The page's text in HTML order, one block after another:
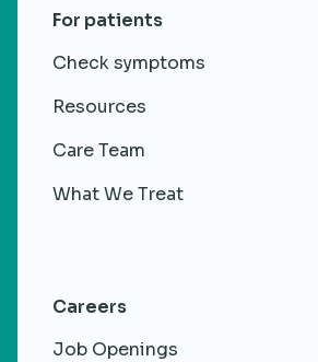
For patients
Check symptoms
Resources
Care Team
What We Treat
Careers
Job Openings